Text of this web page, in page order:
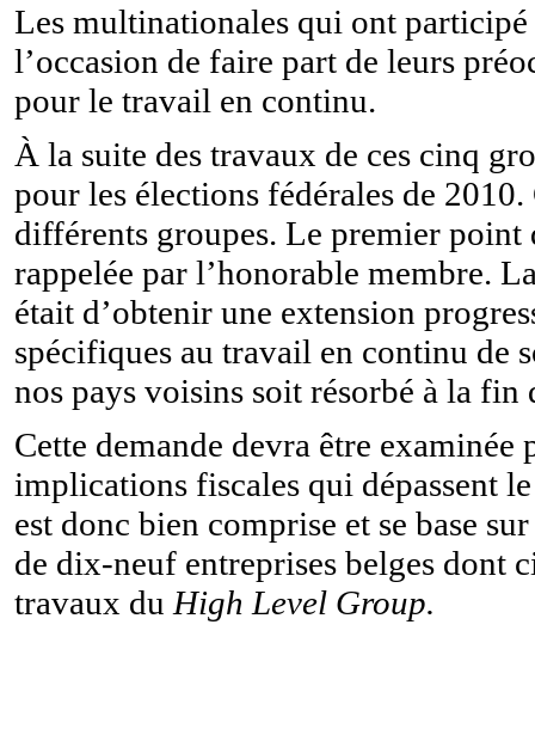
Les multinationales qui ont
l’occasion de faire part de leurs
pour le travail en continu.
À la suite des travaux de ces cinq
pour les élections fédérales de
différents groupes. Le premier
rappelée par l’honorable membre.
était d’obtenir une extension
spécifiques au travail en continu de
nos pays voisins soit résorbé à la fin
Cette demande devra être
implications fiscales qui dépassent
est donc bien comprise et se base
de dix-neuf entreprises belges dont
travaux du High Level Group.